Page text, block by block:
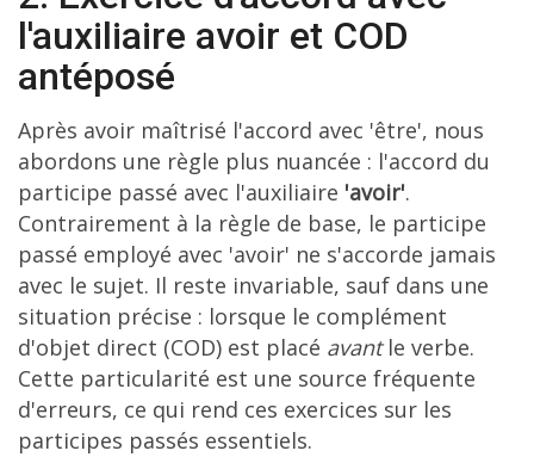
l'auxiliaire avoir et COD
antéposé
Après avoir maîtrisé l'accord avec 'être', nous
abordons une règle plus nuancée : l'accord du
participe passé avec l'auxiliaire 'avoir'.
Contrairement à la règle de base, le participe
passé employé avec 'avoir' ne s'accorde jamais
avec le sujet. Il reste invariable, sauf dans une
situation précise : lorsque le complément
d'objet direct (COD) est placé avantle verbe.
Cette particularité est une source fréquente
d'erreurs, ce qui rend ces exercices sur les
participes passés essentiels.